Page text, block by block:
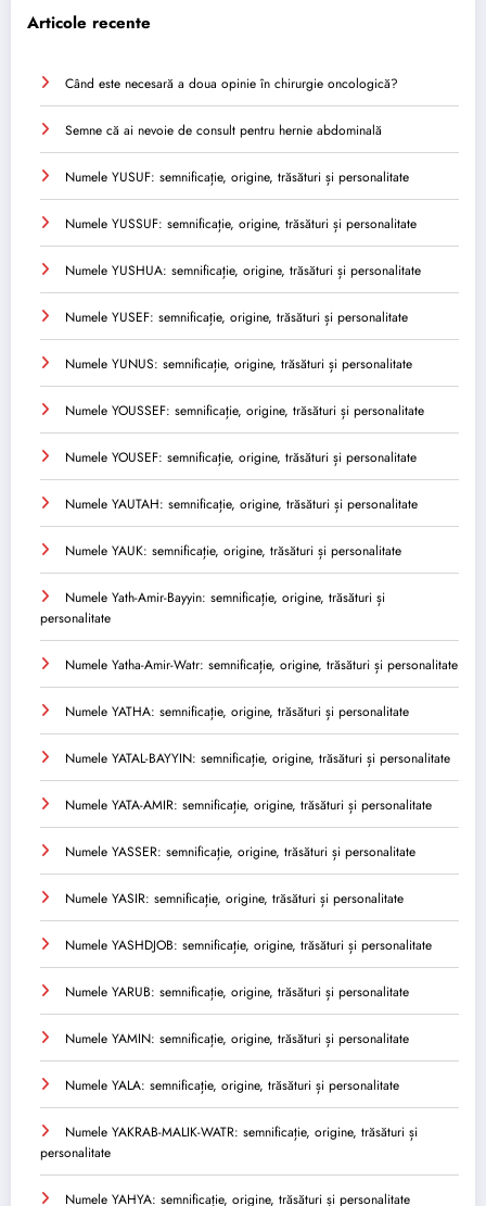
Articole recente
Când este necesară a doua opinie în chirurgie oncologică?
Semne că ai nevoie de consult pentru hernie abdominală
Numele YUSUF: semnificație, origine, trăsături și personalitate
Numele YUSSUF: semnificație, origine, trăsături și personalitate
Numele YUSHUA: semnificație, origine, trăsături și personalitate
Numele YUSEF: semnificație, origine, trăsături și personalitate
Numele YUNUS: semnificație, origine, trăsături și personalitate
Numele YOUSSEF: semnificație, origine, trăsături și personalitate
Numele YOUSEF: semnificație, origine, trăsături și personalitate
Numele YAUTAH: semnificație, origine, trăsături și personalitate
Numele YAUK: semnificație, origine, trăsături și personalitate
Numele Yath-Amir-Bayyin: semnificație, origine, trăsături și
personalitate
Numele Yatha-Amir-Watr: semnificație, origine, trăsături și personalitate
Numele YATHA: semnificație, origine, trăsături și personalitate
Numele YATAL-BAYYIN: semnificație, origine, trăsături și personalitate
Numele YATA-AMIR: semnificație, origine, trăsături și personalitate
Numele YASSER: semnificație, origine, trăsături și personalitate
Numele YASIR: semnificație, origine, trăsături și personalitate
Numele YASHDJOB: semnificație, origine, trăsături și personalitate
Numele YARUB: semnificație, origine, trăsături și personalitate
Numele YAMIN: semnificație, origine, trăsături și personalitate
Numele YALA: semnificație, origine, trăsături și personalitate
Numele YAKRAB-MALIK-WATR: semnificație, origine, trăsături și
personalitate
Numele YAHYA: semnificație, origine, trăsături și personalitate